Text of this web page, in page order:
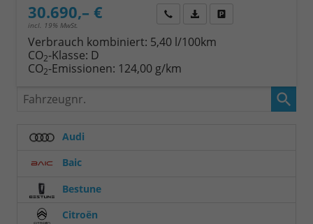
30.690,– €
incl. 19% MwSt.
Wir rufen Sie anFahrzeugexposé (PDF)
Verbrauch kombiniert: 5,40 l/100km
CO2-Klasse: D
CO2-Emissionen: 124,00 g/km
Fahrzeugnr.
Audi
Baic
Bestune
Citroën